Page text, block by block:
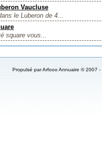
Vaucluse
le Luberon de 4...
square vous...
Propulsé par Arfooo Annuaire ©